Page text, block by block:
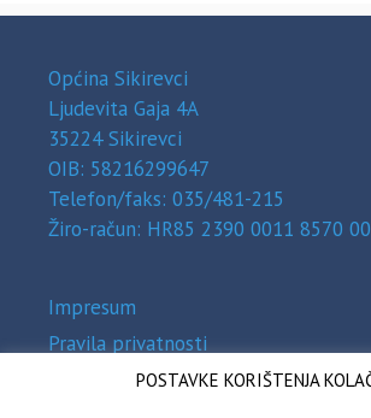
Općina Sikirevci
Ljudevita Gaja 4A
35224 Sikirevci
OIB: 58216299647
Telefon/faks: 035/481-215
Žiro-račun: HR85 2390 0011 8570
Impresum
Pravila privatnosti
Zaštita osobnih podataka (GDPR)
POSTAVKE KORIŠTENJA